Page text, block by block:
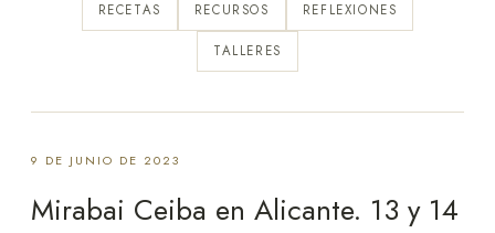
RECETAS RECURSOS REFLEXIONES
TALLERES
9 DE JUNIO DE 2023
Mirabai Ceiba en Alicante. 13 y 14